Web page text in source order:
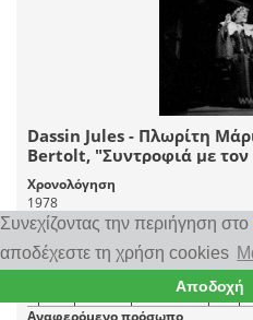
Συνεχίζοντας την περιήγηση στο
αποδέχεστε τη χρήση cookies
Αποδοχή
Dassin Jules - Πλωρίτη
Bertolt, "Συντροφιά με
Χρονολόγηση
1978
Τύπος τεκμηρίου
Φωτοαρνητικό
Δημιουργός
United Photojournalists Agency Athens, Pesmazoglou Arcade,
Πρακτορείο Ηνωμένων Φωτορεπόρτερ Αθήνα, Σταδίου 36